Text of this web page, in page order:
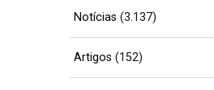
Notícias (3.137)
Artigos (152)